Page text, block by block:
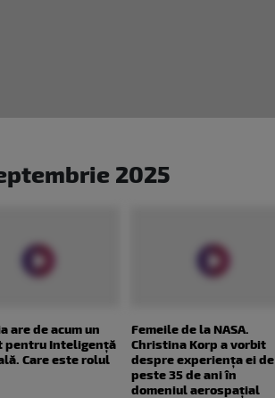
2025
are de acum un
pentru Inteligență
Care este rolul
Femeile de la NASA.
Christina Korp a vorbit
despre experiența ei de
peste 35 de ani în
domeniul aerospațial